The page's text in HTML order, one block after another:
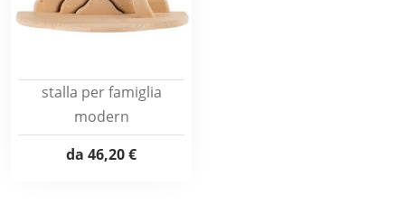
stalla per famiglia
modern
da 46,20 €